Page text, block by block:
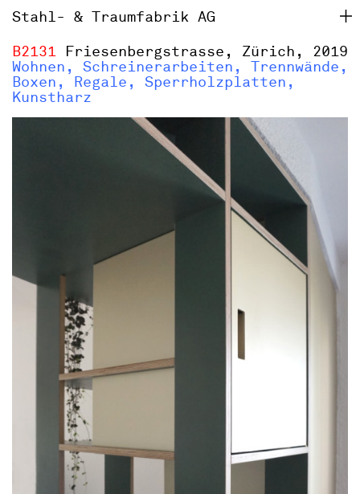
Stahl- & Traumfabrik AG
B2131 Friesenbergstrasse, Zürich, 2019
Wohnen, Schreinerarbeiten, Trennwände,
Boxen, Regale, Sperrholzplatten,
Kunstharz